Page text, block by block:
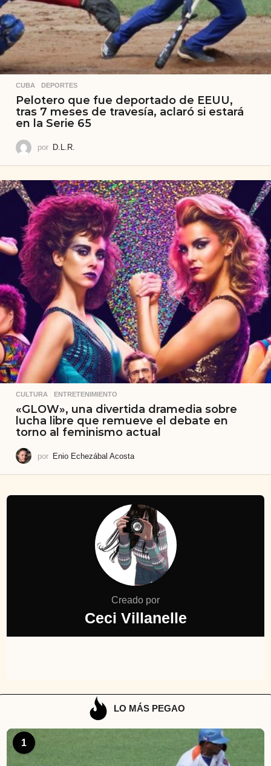
CUBA ,DEPORTES
Pelotero que fue deportado de EEUU,
tras 7 meses de travesía, aclaró si estará
en la Serie 65
por D.L.R.
CULTURA ,ENTRETENIMIENTO
«GLOW», una divertida dramedia sobre
lucha libre que remueve el debate en
torno al feminismo actual
por Enio Echezábal Acosta
Creado por
Ceci Villanelle
LO MÁS PEGAO
1